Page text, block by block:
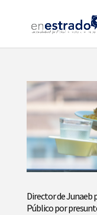
Director de Junaeb
Público por